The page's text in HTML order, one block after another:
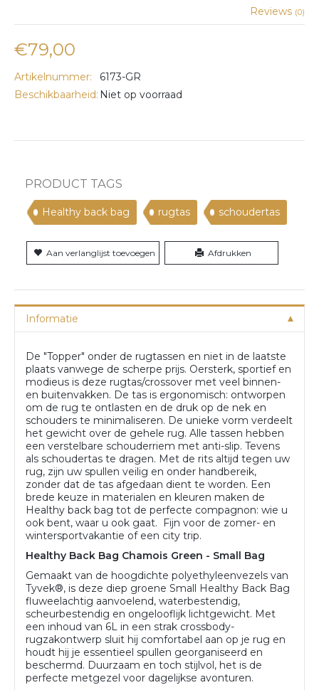
Reviews (0)
€79,00
Artikelnummer:
6173-GR
Beschikbaarheid: Niet op voorraad
PRODUCT TAGS
Healthy back bag rugtas schoudertas
Aan verlanglijst toevoegen Afdrukken
Informatie
De "Topper" onder de rugtassen en niet in de laatste
plaats vanwege de scherpe prijs. Oersterk, sportief en
modieus is deze rugtas/crossover met veel binnen-
en buitenvakken. De tas is ergonomisch: ontworpen
om de rug te ontlasten en de druk op de nek en
schouders te minimaliseren. De unieke vorm verdeelt
het gewicht over de gehele rug. Alle tassen hebben
een verstelbare schouderriem met anti-slip. Tevens
als schoudertas te dragen. Met de rits altijd tegen uw
rug, zijn uw spullen veilig en onder handbereik,
zonder dat de tas afgedaan dient te worden. Een
brede keuze in materialen en kleuren maken de
Healthy back bag tot de perfecte compagnon: wie u
ook bent, waar u ook gaat. Fijn voor de zomer- en
wintersportvakantie of een city trip.
Healthy Back Bag Chamois Green - Small Bag
Gemaakt van de hoogdichte polyethyleenvezels van
Tyvek®, is deze diep groene Small Healthy Back Bag
fluweelachtig aanvoelend, waterbestendig,
scheurbestendig en ongelooflijk lichtgewicht. Met
een inhoud van 6L in een strak crossbody-
rugzakontwerp sluit hij comfortabel aan op je rug en
houdt hij je essentieel spullen georganiseerd en
beschermd. Duurzaam en toch stijlvol, het is de
perfecte metgezel voor dagelijkse avonturen.